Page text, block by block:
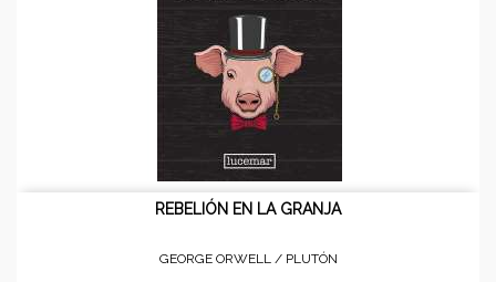
REBELIÓN EN LA GRANJA
GEORGE ORWELL / PLUTÓN